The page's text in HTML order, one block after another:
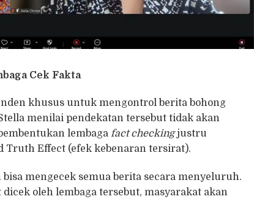
Cek Fakta
khusus untuk mengontrol berita bohong
menilai pendekatan tersebut tidak akan
lembagafact checkingjustru
Truth Effect (efek kebenaran tersirat).
mengecek semua berita secara menyeluruh.
oleh lembaga tersebut, masyarakat akan